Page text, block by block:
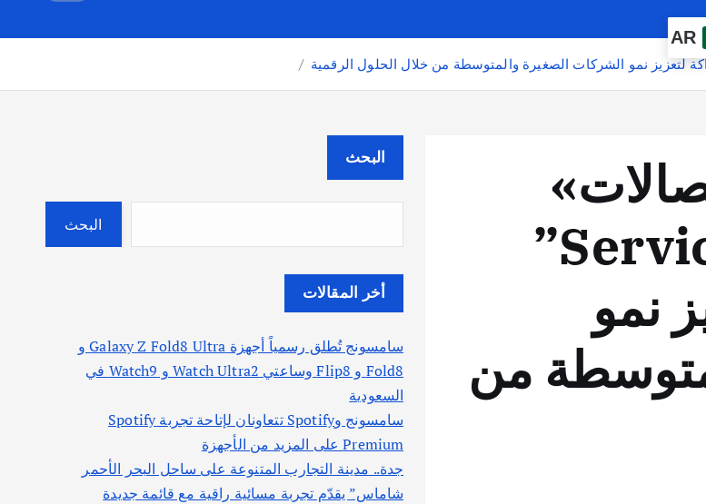
AR
و”سيرفس ناو ServiceNow”
نمو
من
البحث
البحث
أخر المقالات
سامسونج تُطلق رسمياً أجهزة Galaxy Z Fold8 Ultra و
Fold8 و Flip8 وساعتي Watch Ultra2 و Watch9 في
السعودية
سامسونج وSpotify تتعاونان لإتاحة تجربة Spotify
Premium على المزيد من الأجهزة
جدة.. مدينة التجارب المتنوعة على ساحل البحر الأحمر
شاماس” يقدّم تجربة مسائية راقية مع قائمة جديدة